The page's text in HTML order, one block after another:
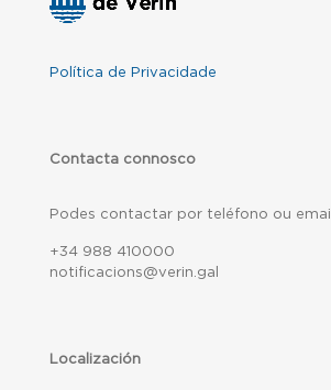
Política de Privacidade
Contacta connosco
Podes contactar por teléfono ou email
+34 988 410000
notificacions@verin.gal
Localización